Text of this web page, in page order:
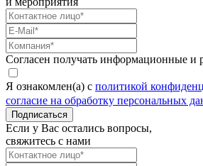
Согласен получать информационные и
Я ознакомлен(а) с политикой
согласие на обработку персональных
Подписаться
Если у Вас остались вопросы,
свяжитесь с нами